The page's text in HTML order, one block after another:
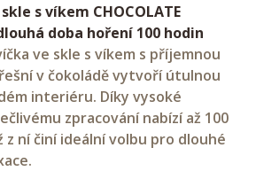
s víkem CHOCOLATE
dlouhá doba hoření 100 hodin
ve skle s víkem s příjemnou
v čokoládě vytvoří útulnou
interiéru. Díky vysoké
zpracování nabízí až 100
z ní činí ideální volbu pro dlouhé